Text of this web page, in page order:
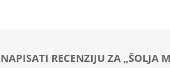
RECENZIJU ZA „ŠOLJA